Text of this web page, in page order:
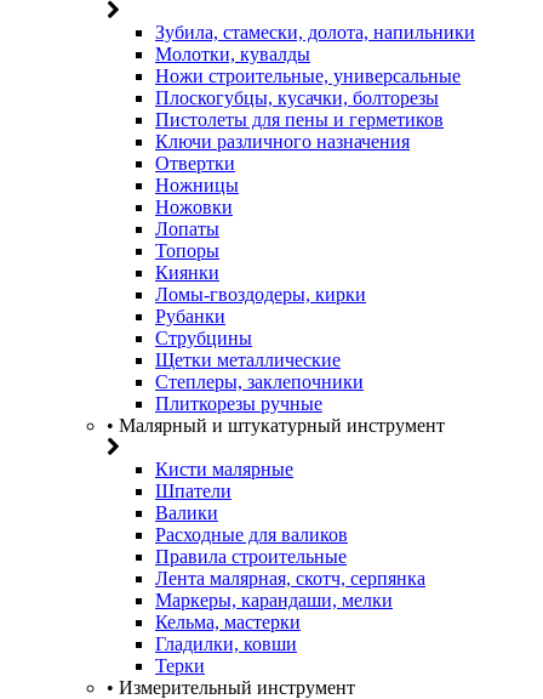
Зубила, стамески, долота, напильники
Молотки, кувалды
Ножи строительные, универсальные
Плоскогубцы, кусачки, болторезы
Пистолеты для пены и герметиков
Ключи различного назначения
Отвертки
Ножницы
Ножовки
Лопаты
Топоры
Киянки
Ломы-гвоздодеры, кирки
Рубанки
Струбцины
Щетки металлические
Степлеры, заклепочники
Плиткорезы ручные
• Малярный и штукатурный инструмент
Кисти малярные
Шпатели
Валики
Расходные для валиков
Правила строительные
Лента малярная, скотч, серпянка
Маркеры, карандаши, мелки
Кельма, мастерки
Гладилки, ковши
Терки
• Измерительный инструмент